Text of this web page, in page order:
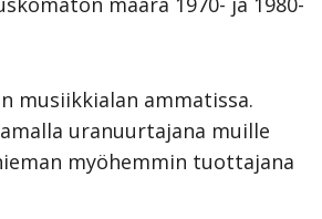
musiikkialan ammatissa.
uranuurtajana muille
myöhemmin tuottajana